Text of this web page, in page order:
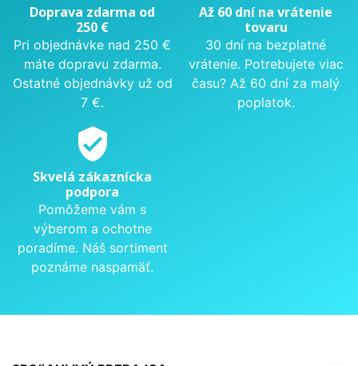
Doprava zdarma od
250 €
Pri objednávke nad 250 €
máte dopravu zdarma.
Ostatné objednávky už od
7 €.
Až 60 dní na vrátenie
tovaru
30 dní na bezplatné
vrátenie. Potrebujete viac
času? Až 60 dní za malý
poplatok.
verified_user
Skvelá zákaznícka
podpora
Pomôžeme vám s
výberom a ochotne
poradíme. Náš sortiment
poznáme naspamäť.